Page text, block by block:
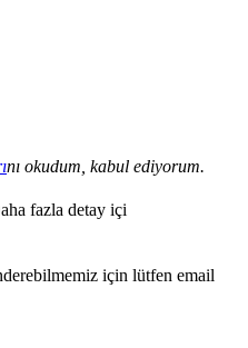
nı okudum, kabul ediyorum.
fazla detay içi
için lütfen email